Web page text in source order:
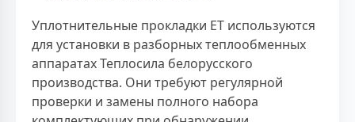
Уплотнительные прокладки ЕТ используются
для установки в разборных теплообменных
аппаратах Теплосила белорусского
производства. Они требуют регулярной
проверки и замены полного набора